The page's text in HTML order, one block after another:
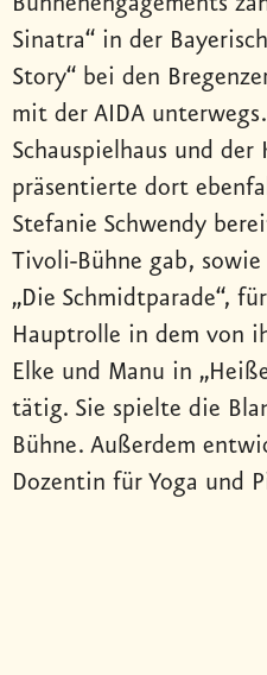
Sinatra“ in der
Story“ bei den
mit der AIDA
Schauspielhaus und
präsentierte dort
Stefanie Schwendy
Tivoli-Bühne gab, sowie
„Die Schmidtparade“,
Hauptrolle in dem von
Elke und Manu in
tätig. Sie spielte die
Bühne. Außerdem
Dozentin für Yoga und